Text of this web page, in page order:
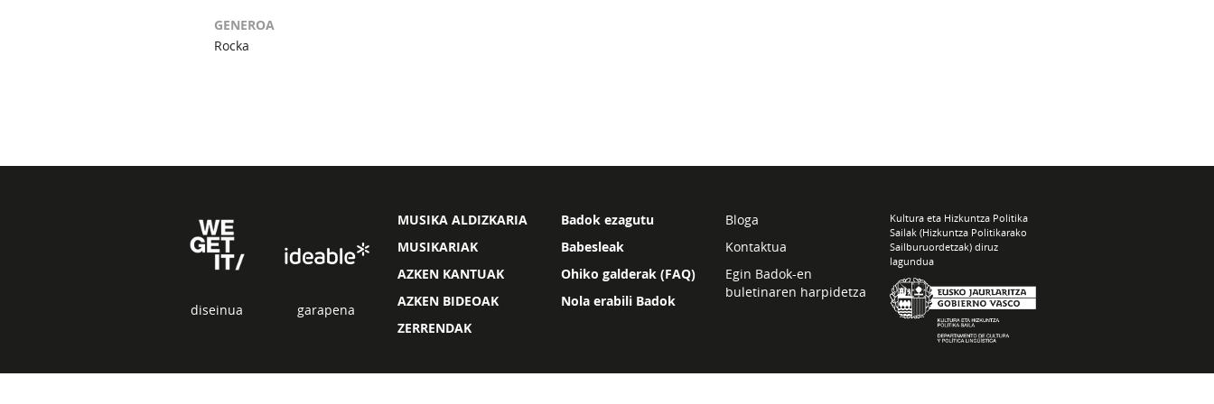
GENEROA
Rocka
diseinua garapena
MUSIKA ALDIZKARIA
MUSIKARIAK
AZKEN KANTUAK
AZKEN BIDEOAK
ZERRENDAK
Badok ezagutu
Babesleak
Ohiko galderak (FAQ)
Nola erabili Badok
Bloga
Kontaktua
Egin Badok-en
buletinaren harpidetza
Kultura eta Hizkuntza Politika
Sailak (Hizkuntza Politikarako
Sailburuordetzak) diruz
lagundua